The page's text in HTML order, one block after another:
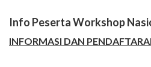
Info Peserta Workshop
INFORMASI DAN